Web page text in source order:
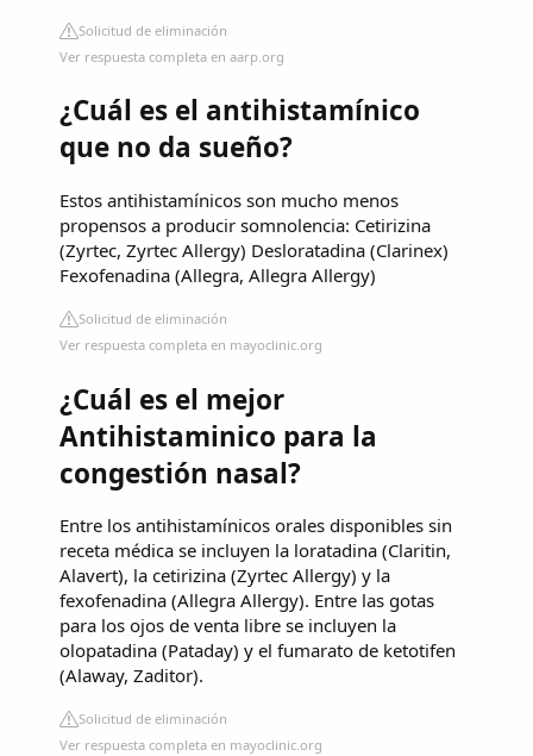
Solicitud de eliminación
Ver respuesta completa en aarp.org
¿Cuál es el antihistamínico
que no da sueño?
Estos antihistamínicos son mucho menos
propensos a producir somnolencia: Cetirizina
(Zyrtec, Zyrtec Allergy) Desloratadina (Clarinex)
Fexofenadina (Allegra, Allegra Allergy)
Solicitud de eliminación
Ver respuesta completa en mayoclinic.org
¿Cuál es el mejor
Antihistaminico para la
congestión nasal?
Entre los antihistamínicos orales disponibles sin
receta médica se incluyen la loratadina (Claritin,
Alavert), la cetirizina (Zyrtec Allergy) y la
fexofenadina (Allegra Allergy). Entre las gotas
para los ojos de venta libre se incluyen la
olopatadina (Pataday) y el fumarato de ketotifen
(Alaway, Zaditor).
Solicitud de eliminación
Ver respuesta completa en mayoclinic.org